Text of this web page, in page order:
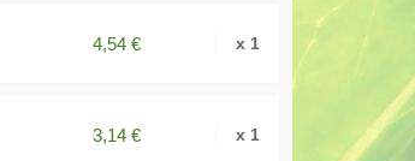
4,54 € x 1
3,14 € x 1